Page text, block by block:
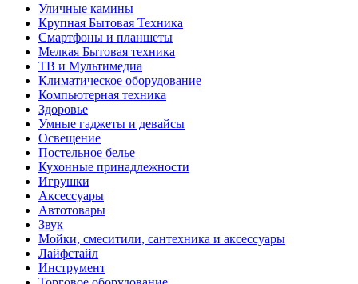
Уличные камины
Крупная Бытовая Техника
Смартфоны и планшеты
Мелкая Бытовая техника
ТВ и Мультимедиа
Климатическое оборудование
Компьютерная техника
Здоровье
Умные гаджеты и девайсы
Освещение
Постельное белье
Кухонные принадлежности
Игрушки
Аксессуары
Автотовары
Звук
Мойки, смеситили, сантехника и аксессуары
Лайфстайл
Инструмент